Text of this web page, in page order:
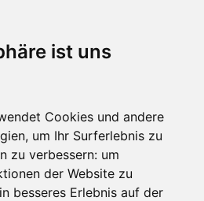
ist uns
Cookies und andere
um Ihr Surferlebnis zu
zu verbessern: um
der Website zu
besseres Erlebnis auf der